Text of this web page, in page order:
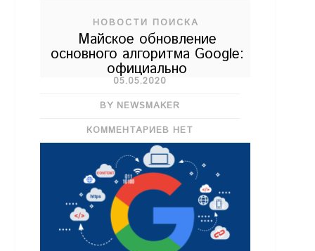
НОВОСТИ ПОИСКА
Майское обновление
основного алгоритма Google:
официально
05.05.2020
BY NEWSMAKER
КОММЕНТАРИЕВ НЕТ